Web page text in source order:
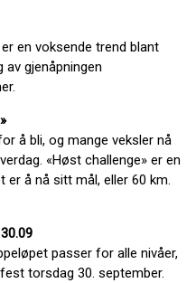
en voksende trend blant
av gjenåpningen
å bli, og mange veksler nå
«Høst challenge» er en
er å nå sitt mål, eller 60 km.
passer for alle nivåer,
torsdag 30. september.